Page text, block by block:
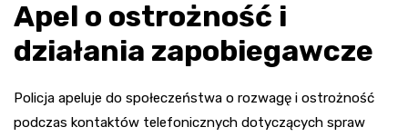
Apel o ostrożność i
działania zapobiegawcze
Policja apeluje do społeczeństwa o rozwagę i ostrożność
podczas kontaktów telefonicznych dotyczących spraw